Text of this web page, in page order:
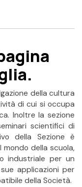
della cultura
di cui si occupa
Inoltre la sezione
scientifici di
della Sezione è
della scuola,
industriale per un
applicazioni per
della Società.